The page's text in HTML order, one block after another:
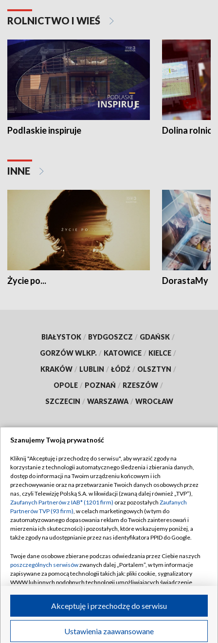
ROLNICTWO I WIEŚ
Podlaskie inspiruje Dolina
INNE
Życie po... DorastaMy
BIAŁYSTOK / BYDGOSZCZ / GDAŃSK /
GORZÓW WLKP. / KATOWICE / KIELCE /
KRAKÓW / LUBLIN / ŁÓDŹ / OLSZTYN /
OPOLE / POZNAŃ / RZESZÓW /
SZCZECIN / WARSZAWA / WROCŁAW
TVP
Abonament TVP
Emisja w TVP
Centrum informacji TVP
Naziemna Telewizja Cyfrowa
Rada Programowa
System NOS
Informacje o nadawcy
Program dla prasy
Regulamin TVP
Polityka prywatności
Moje zgody
Pomoc
Kontakt
Kanały
©2026 Telewizja Polska S.A. w likwidacji
Szanujemy Twoją prywatność
Kliknij "Akceptuję i przechodzę do serwisu", aby wyrazić zgody na
korzystanie z technologii automatycznego śledzenia i zbierania danych,
dostęp do informacji na Twoim urządzeniu końcowym i ich
przechowywanie oraz na przetwarzanie Twoich danych osobowych przez
nas, czyli Telewizję Polską S.A. w likwidacji (zwaną dalej również „TVP”),
Zaufanych Partnerów z IAB* (1201 firm) oraz pozostałych Zaufanych
Partnerów TVP (93 firm), w celach marketingowych (w tym do
zautomatyzowanego dopasowania reklam do Twoich zainteresowań i
mierzenia ich skuteczności) i pozostałych, które wskazujemy poniżej, a
także zgody na udostępnianie przez nas identyfikatora PPID do Google.
Twoje dane osobowe zbierane podczas odwiedzania przez Ciebie naszych
poszczególnych serwisówzwanych dalej „Portalem”, w tym informacje
zapisywane za pomocą technologii takich jak: pliki cookie, sygnalizatory
WWW lub innych podobnych technologii umożliwiających świadczenie
ruchu w Internecie.
Twoje dane osobowe zbierane podczas odwiedzania przez Ciebie
poszczególnych serwisówna Portalu, takie jak adresy IP, identyfikatory
Ustawienia zaawansowane
Akceptuję i przechodzę do serwisu